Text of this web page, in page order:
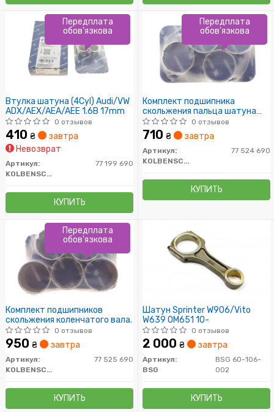
Втулка шатуна (4Cyl) Audi/VW
ADX/AEX/AEA/AEE 1.6B 17mm
0 отзывов
410 ₴
завтра
Невозврат
Артикул:
77 199 690
KOLBENSCHMIDT
КУПИТЬ
Передплата
обов'язкова
Комплект подшипника
скольжения пальца шатуна
двигателя
0 отзывов
710 ₴ завтра
Артикул:
77 524 690
KOLBENSCHMIDT
КУПИТЬ
Передплата
обов'язкова
Комплект подшипников
скольжения коленчатого вала.
0 отзывов
950 ₴ завтра
Артикул:
77 525 690
KOLBENSCHMIDT
КУПИТЬ
Передплата
обов'язкова
Шатун Sprinter W906/Vito
W639 OM651 10-
0 отзывов
2 000 ₴ завтра
Артикул:
BSG 60-106-
002
BSG
КУПИТЬ